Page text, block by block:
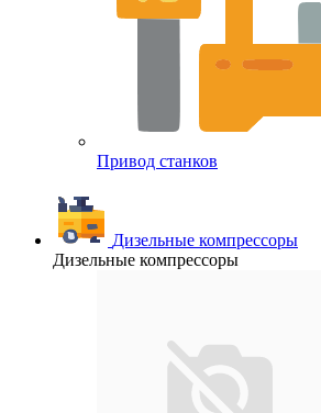
Привод станков
Дизельные компрессоры
Дизельные компрессоры